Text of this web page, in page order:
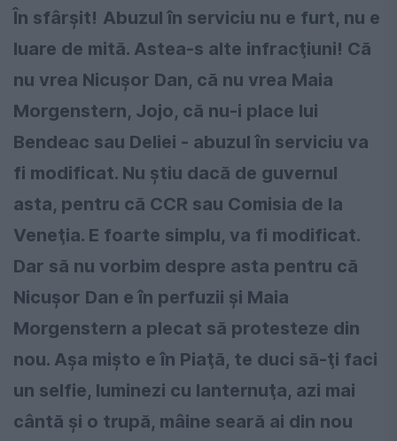
În sfârşit! Abuzul în serviciu nu e furt, nu e
luare de mită. Astea-s alte infracţiuni! Că
nu vrea Nicuşor Dan, că nu vrea Maia
Morgenstern, Jojo, că nu-i place lui
Bendeac sau Deliei - abuzul în serviciu va
fi modificat. Nu ştiu dacă de guvernul
asta, pentru că CCR sau Comisia de la
Veneţia. E foarte simplu, va fi modificat.
Dar să nu vorbim despre asta pentru că
Nicuşor Dan e în perfuzii şi Maia
Morgenstern a plecat să protesteze din
nou. Aşa mişto e în Piaţă, te duci să-ţi faci
un selfie, luminezi cu lanternuţa, azi mai
cântă şi o trupă, mâine seară ai din nou